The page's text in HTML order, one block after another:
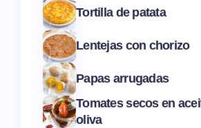
Tortilla de patata
Lentejas con chorizo
Papas arrugadas
Tomates secos en
oliva